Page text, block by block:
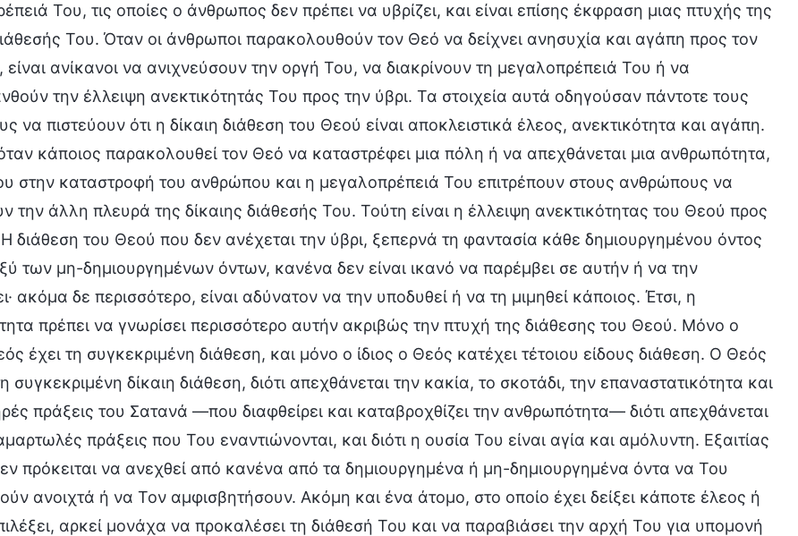
Του, τις οποίες ο άνθρωπος δεν πρέπει να υβρίζει, και είναι επίσης έκφραση μιας πτυχής της
Του. Όταν οι άνθρωποι παρακολουθούν τον Θεό να δείχνει ανησυχία και αγάπη προς τον
ανίκανοι να ανιχνεύσουν την οργή Του, να διακρίνουν τη μεγαλοπρέπειά Του ή να
την έλλειψη ανεκτικότητάς Του προς την ύβρι. Τα στοιχεία αυτά οδηγούσαν πάντοτε τους
να πιστεύουν ότι η δίκαιη διάθεση του Θεού είναι αποκλειστικά έλεος, ανεκτικότητα και αγάπη.
κάποιος παρακολουθεί τον Θεό να καταστρέφει μια πόλη ή να απεχθάνεται μια ανθρωπότητα,
στην καταστροφή του ανθρώπου και η μεγαλοπρέπειά Του επιτρέπουν στους ανθρώπους να
την άλλη πλευρά της δίκαιης διάθεσής Του. Τούτη είναι η έλλειψη ανεκτικότητας του Θεού προς
Η διάθεση του Θεού που δεν ανέχεται την ύβρι, ξεπερνά τη φαντασία κάθε δημιουργημένου όντος
των μη-δημιουργημένων όντων, κανένα δεν είναι ικανό να παρέμβει σε αυτήν ή να την
ακόμα δε περισσότερο, είναι αδύνατον να την υποδυθεί ή να τη μιμηθεί κάποιος. Έτσι, η
πρέπει να γνωρίσει περισσότερο αυτήν ακριβώς την πτυχή της διάθεσης του Θεού. Μόνο ο
έχει τη συγκεκριμένη διάθεση, και μόνο ο ίδιος ο Θεός κατέχει τέτοιου είδους διάθεση. Ο Θεός
συγκεκριμένη δίκαιη διάθεση, διότι απεχθάνεται την κακία, το σκοτάδι, την επαναστατικότητα και
πράξεις του Σατανά —που διαφθείρει και καταβροχθίζει την ανθρωπότητα— διότι απεχθάνεται
πράξεις που Του εναντιώνονται, και διότι η ουσία Του είναι αγία και αμόλυντη. Εξαιτίας
πρόκειται να ανεχθεί από κανένα από τα δημιουργημένα ή μη-δημιουργημένα όντα να Του
ανοιχτά ή να Τον αμφισβητήσουν. Ακόμη και ένα άτομο, στο οποίο έχει δείξει κάποτε έλεος ή
αρκεί μονάχα να προκαλέσει τη διάθεσή Του και να παραβιάσει την αρχή Του για υπομονή